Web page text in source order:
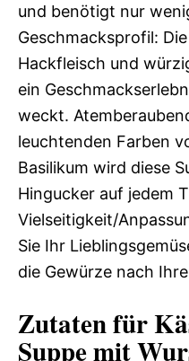
und benötigt nur
Geschmacksprofil:
Hackfleisch und
ein
weckt.
leuchtenden Farben
Basilikum wird diese
Hingucker auf jedem
Vielseitigkeit/
Sie Ihr
die Gewürze nach
Zutaten für
Suppe mit